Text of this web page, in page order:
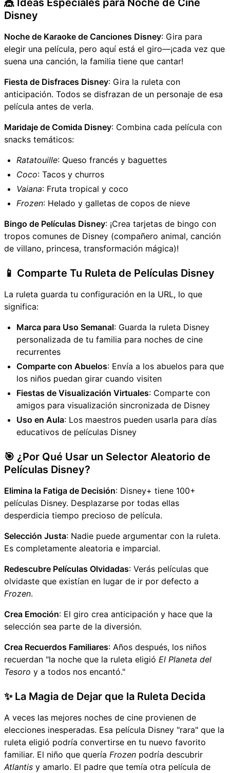
Disney
Noche de Karaoke de Canciones Disney: Gira para
elegir una película, pero aquí está el giro—¡cada vez que
suena una canción, la familia tiene que cantar!
Fiesta de Disfraces Disney: Gira la ruleta con
anticipación. Todos se disfrazan de un personaje de esa
película antes de verla.
Maridaje de Comida Disney: Combina cada película con
snacks temáticos:
Ratatouille: Queso francés y baguettes
Coco: Tacos y churros
Vaiana: Fruta tropical y coco
Frozen: Helado y galletas de copos de nieve
Bingo de Películas Disney: ¡Crea tarjetas de bingo con
tropos comunes de Disney (compañero animal, canción
de villano, princesa, transformación mágica)!
📱 Comparte Tu Ruleta de Películas Disney
La ruleta guarda tu configuración en la URL, lo que
significa:
Marca para Uso Semanal: Guarda la ruleta Disney
personalizada de tu familia para noches de cine
recurrentes
Comparte con Abuelos: Envía a los abuelos para que
los niños puedan girar cuando visiten
Fiestas de Visualización Virtuales: Comparte con
amigos para visualización sincronizada de Disney
Uso en Aula: Los maestros pueden usarla para días
educativos de películas Disney
🎯 ¿Por Qué Usar un Selector Aleatorio de
Películas Disney?
Elimina la Fatiga de Decisión: Disney+ tiene 100+
películas Disney. Desplazarse por todas ellas
desperdicia tiempo precioso de película.
Selección Justa: Nadie puede argumentar con la ruleta.
Es completamente aleatoria e imparcial.
Redescubre Películas Olvidadas: Verás películas que
olvidaste que existían en lugar de ir por defecto a
Frozen.
Crea Emoción: El giro crea anticipación y hace que la
selección sea parte de la diversión.
Crea Recuerdos Familiares: Años después, los niños
recuerdan "la noche que la ruleta eligió El Planeta del
Tesoro y a todos nos encantó."
✨ La Magia de Dejar que la Ruleta Decida
A veces las mejores noches de cine provienen de
elecciones inesperadas. Esa película Disney "rara" que la
ruleta eligió podría convertirse en tu nuevo favorito
familiar. El niño que quería Frozen podría descubrir
Atlantis y amarlo. El padre que temía otra película de